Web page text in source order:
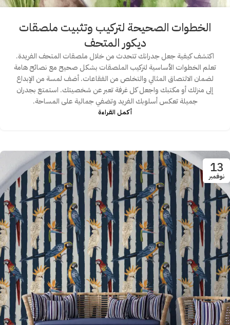
الخطوات الصحيحة لتركيب وتثبيت ملصقات
ديكور المتحف
اكتشف كيفية جعل جدرانك تتحدث من خلال ملصقات المتحف الفريدة.
تعلم الخطوات الأساسية لتركيب الملصقات بشكل صحيح مع نصائح هامة
لضمان الالتصاق المثالي والتخلص من الفقاعات. أضف لمسة من الإبداع
إلى منزلك أو مكتبك واجعل كل غرفة تعبر عن شخصيتك. استمتع بجدران
جميلة تعكس أسلوبك الفريد وتضفي جمالية على المساحة.
أكمـل القـراءة
13
نوفمبر